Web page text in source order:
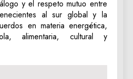
y el respeto mutuo entre
al sur global y la
en materia energética,
alimentaria, cultural y